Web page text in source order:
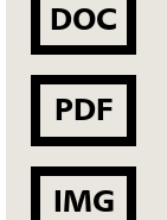
DOC
PDF
IMG